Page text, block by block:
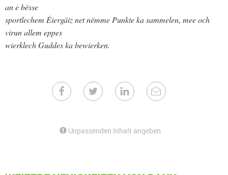
an e bësse
sportlechem Éiergäiz net nëmme Punkte ka sammelen, mee och
virun allem eppes
wierklech Guddes ka bewierken.
Unpassenden Inhalt angeben